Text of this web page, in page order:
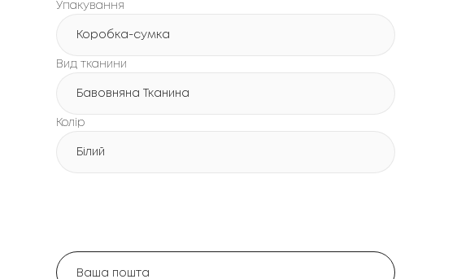
Упакування
Коробка-сумка
Вид тканини
Бавовняна Тканина
Колір
Білий